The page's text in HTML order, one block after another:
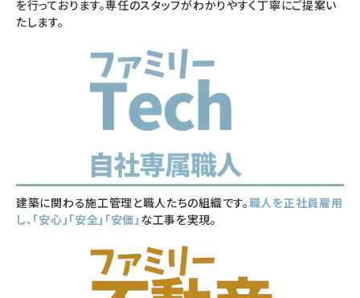
を行っております。専任のスタッフがわかりやすく丁寧にご提案い
たします。
建築に関わる施工管理と職人たちの組織です。職人を正社員雇用
し、「安心」「安全」「安価」 な工事を実現。